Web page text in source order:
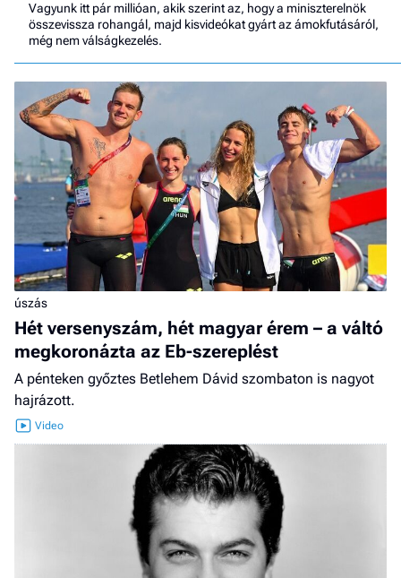
Vagyunk itt pár millióan, akik szerint az, hogy a miniszterelnök
összevissza rohangál, majd kisvideókat gyárt az ámokfutásáról,
még nem válságkezelés.
úszás
Hét versenyszám, hét magyar érem – a váltó
megkoronázta az Eb-szereplést
A pénteken győztes Betlehem Dávid szombaton is nagyot
hajrázott.